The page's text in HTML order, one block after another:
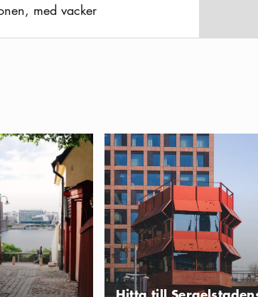
med vacker
Här serveras
anrika
på traditionella svenska
huvudbageri har varit
det öppnade 1928, men
på Söder Hitta till Sergelstadens